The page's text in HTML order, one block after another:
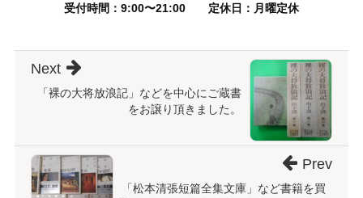
受付時間：9:00〜21:00 定休日：月曜定休
「裸の大将放浪記」などを中心にご蔵書
をお譲り頂きました。
Next
「松本清張短篇全集文庫」など書籍を買
Prev